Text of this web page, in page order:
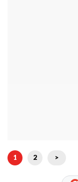
1 2 >